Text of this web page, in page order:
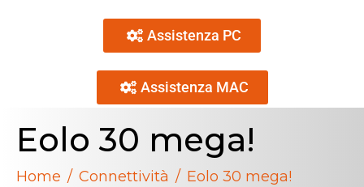
Assistenza PC
Assistenza MAC
Eolo 30 mega!
Home Connettività Eolo 30 mega!